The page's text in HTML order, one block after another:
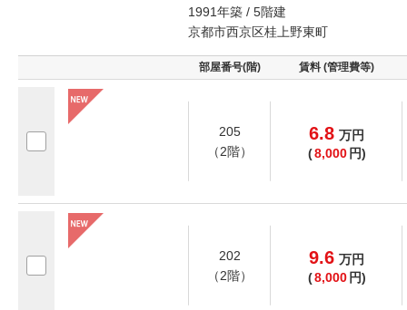
1991年築 / 5階建
京都市西京区桂上野東町
部屋番号(階) 賃料 (管理費等)
205
（2階）
6.8 万円
(8,000 円)
202
（2階）
9.6 万円
(8,000 円)